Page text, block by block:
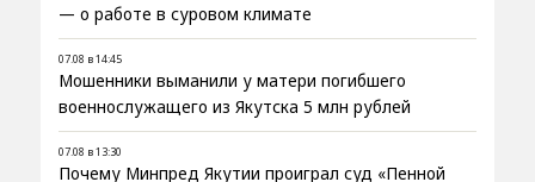
— о работе в суровом климате
07.08 в 14:45
Мошенники выманили у матери погибшего
военнослужащего из Якутска 5 млн рублей
07.08 в 13:30
Почему Минпред Якутии проиграл суд «Пенной